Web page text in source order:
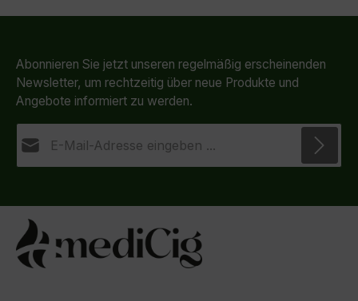
Abonnieren Sie jetzt unseren regelmäßig erscheinenden
Newsletter, um rechtzeitig über neue Produkte und
Angebote informiert zu werden.
Kenntnis genommen und die
mit ihnen einverstanden.
Pflichtfelder.